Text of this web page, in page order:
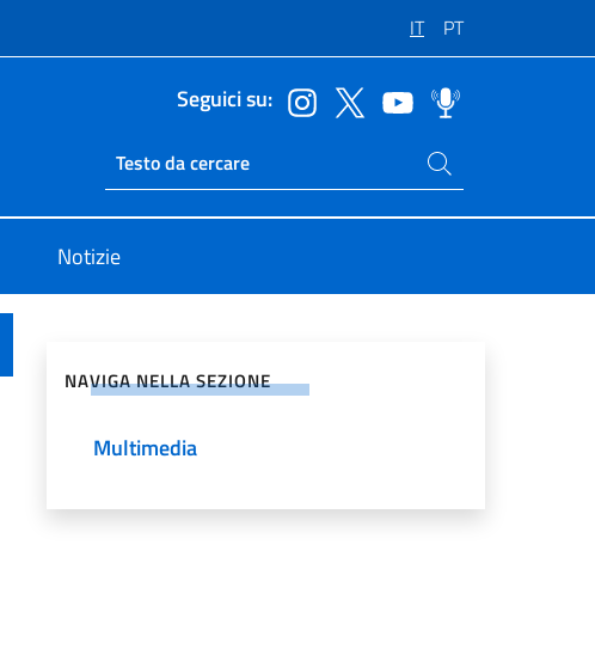
IT PT
Seguici su:
Ricerca sito live
Cerca nel sito
Notizie
NAVIGA NELLA SEZIONE
Multimedia